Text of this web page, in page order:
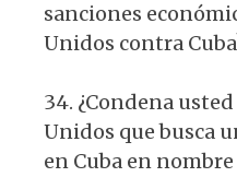
sanciones
Unidos contra
34. ¿Condena
Unidos que busca
en Cuba en